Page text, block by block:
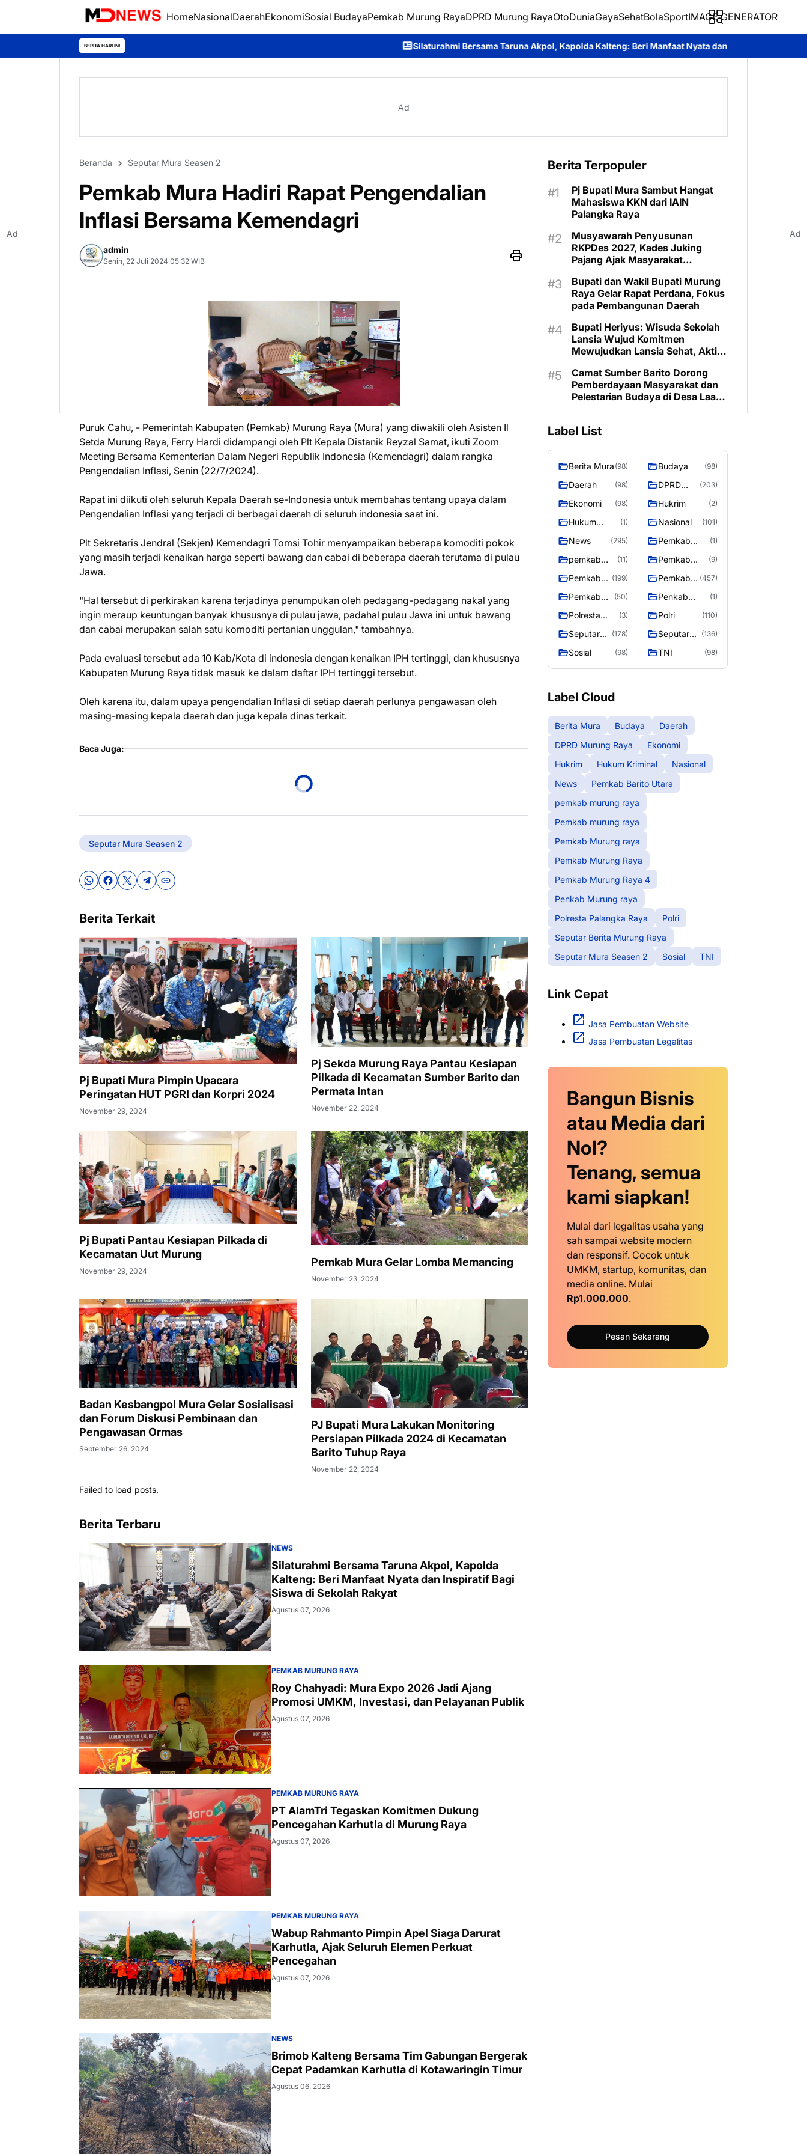
HomeNasionalDaerahEkonomiSosial BudayaPemkab Murung RayaDPRD Murung RayaOtoDuniaGayaSehatBolaSportIMAGE GENERATOR
BERITA HARI INI Silaturahmi Bersama Taruna Akpol, Kapolda Kalteng: Beri Manfaat Nyata dan Inspiratif Bagi Siswa di Sekolah Rakyat
Ad
Beranda Seputar Mura Seasen 2
Pemkab Mura Hadiri Rapat Pengendalian
Inflasi Bersama Kemendagri
admin
Senin, 22 Juli 2024 05:32 WIB
Puruk Cahu, - Pemerintah Kabupaten (Pemkab) Murung Raya (Mura) yang diwakili oleh Asisten Il
Setda Murung Raya, Ferry Hardi didampangi oleh Plt Kepala Distanik Reyzal Samat, ikuti Zoom
Meeting Bersama Kementerian Dalam Negeri Republik Indonesia (Kemendagri) dalam rangka
Pengendalian Inflasi, Senin (22/7/2024).
Rapat ini diikuti oleh seluruh Kepala Daerah se-Indonesia untuk membahas tentang upaya dalam
Pengendalian Inflasi yang terjadi di berbagai daerah di seluruh indonesia saat ini.
Plt Sekretaris Jendral (Sekjen) Kemendagri Tomsi Tohir menyampaikan beberapa komoditi pokok
yang masih terjadi kenaikan harga seperti bawang dan cabai di beberapa daerah terutama di pulau
Jawa.
"Hal tersebut di perkirakan karena terjadinya penumpukan oleh pedagang-pedagang nakal yang
ingin meraup keuntungan banyak khususnya di pulau jawa, padahal pulau Jawa ini untuk bawang
dan cabai merupakan salah satu komoditi pertanian unggulan," tambahnya.
Pada evaluasi tersebut ada 10 Kab/Kota di indonesia dengan kenaikan IPH tertinggi, dan khususnya
Kabupaten Murung Raya tidak masuk ke dalam daftar IPH tertinggi tersebut.
Oleh karena itu, dalam upaya pengendalian Inflasi di setiap daerah perlunya pengawasan oleh
masing-masing kepala daerah dan juga kepala dinas terkait.
Baca Juga:
Seputar Mura Seasen 2
Berita Terkait
Pj Bupati Mura Pimpin Upacara
Peringatan HUT PGRI dan Korpri 2024
November 29, 2024
Pj Sekda Murung Raya Pantau Kesiapan
Pilkada di Kecamatan Sumber Barito dan
Permata Intan
November 22, 2024
Pj Bupati Pantau Kesiapan Pilkada di
Kecamatan Uut Murung
November 29, 2024
Pemkab Mura Gelar Lomba Memancing
November 23, 2024
Badan Kesbangpol Mura Gelar Sosialisasi
dan Forum Diskusi Pembinaan dan
Pengawasan Ormas
September 26, 2024
PJ Bupati Mura Lakukan Monitoring
Persiapan Pilkada 2024 di Kecamatan
Barito Tuhup Raya
November 22, 2024
Failed to load posts.
Berita Terbaru
NEWS
Silaturahmi Bersama Taruna Akpol, Kapolda
Kalteng: Beri Manfaat Nyata dan Inspiratif Bagi
Siswa di Sekolah Rakyat
Agustus 07, 2026
PEMKAB MURUNG RAYA
Roy Chahyadi: Mura Expo 2026 Jadi Ajang
Promosi UMKM, Investasi, dan Pelayanan Publik
Agustus 07, 2026
PEMKAB MURUNG RAYA
PT AlamTri Tegaskan Komitmen Dukung
Pencegahan Karhutla di Murung Raya
Agustus 07, 2026
PEMKAB MURUNG RAYA
Wabup Rahmanto Pimpin Apel Siaga Darurat
Karhutla, Ajak Seluruh Elemen Perkuat
Pencegahan
Agustus 07, 2026
NEWS
Brimob Kalteng Bersama Tim Gabungan Bergerak
Cepat Padamkan Karhutla di Kotawaringin Timur
Agustus 06, 2026
Berita Terpopuler
Pj Bupati Mura Sambut Hangat
Mahasiswa KKN dari IAIN
Palangka Raya
Musyawarah Penyusunan
RKPDes 2027, Kades Juking
Pajang Ajak Masyarakat
Kebutuhan
Bupati dan Wakil Bupati Murung
Raya Gelar Rapat Perdana, Fokus
pada Pembangunan Daerah
Bupati Heriyus: Wisuda Sekolah
Lansia Wujud Komitmen
Mewujudkan Lansia Sehat, Aktif,
Camat Sumber Barito Dorong
Pemberdayaan Masyarakat dan
Pelestarian Budaya di Desa Laas
Label List
Berita Mura (98) Budaya (98)
Daerah (98)
DPRD
Raya
(203)
Ekonomi (98) Hukrim (2)
Hukum
(1) Nasional (101)
News (295)
Pemkab
(1)
pemkab
raya
(11)
Pemkab
murung raya
(9)
Pemkab
raya
(199)
Pemkab
Raya
(457)
Pemkab
Raya 4
(50)
Penkab
Murung raya
(1)
Polresta
Raya
(3) Polri (110)
Seputar
Murung
Raya
(178)
Seputar
Seasen 2
(136)
Sosial (98) TNI (98)
Label Cloud
Berita Mura Budaya
Daerah
DPRD Murung Raya
Ekonomi
Hukrim
Hukum Kriminal
Nasional
News
Pemkab Barito Utara
pemkab murung raya
Pemkab murung raya
Pemkab Murung raya
Pemkab Murung Raya
Pemkab Murung Raya 4
Penkab Murung raya
Polresta Palangka Raya
Polri
Seputar Berita Murung Raya
Seputar Mura Seasen 2
Sosial TNI
Link Cepat
Jasa Pembuatan Website
Jasa Pembuatan Legalitas
Bangun Bisnis
atau Media dari
Nol?
Tenang, semua
kami siapkan!
Mulai dari legalitas usaha yang
sah sampai website modern
dan responsif. Cocok untuk
UMKM, startup, komunitas, dan
media online. Mulai
Rp1.000.000.
Pesan Sekarang
Ad Ad